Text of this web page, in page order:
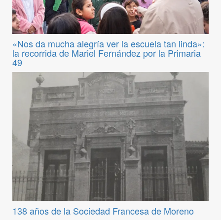
«Nos da mucha alegría ver la escuela tan linda»:
la recorrida de Mariel Fernández por la Primaria
49
138 años de la Sociedad Francesa de Moreno